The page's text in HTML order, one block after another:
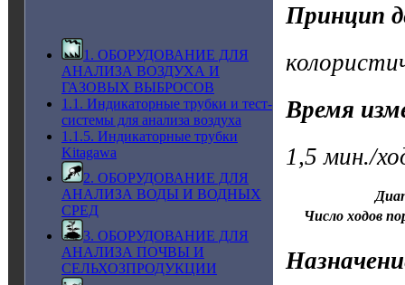
1. ОБОРУДОВАНИЕ ДЛЯ
АНАЛИЗА ВОЗДУХА И
ГАЗОВЫХ ВЫБРОСОВ
1.1. Индикаторные трубки и тест-
системы для анализа воздуха
1.1.5. Индикаторные трубки
Kitagawa
2. ОБОРУДОВАНИЕ ДЛЯ
АНАЛИЗА ВОДЫ И ВОДНЫХ
СРЕД
3. ОБОРУДОВАНИЕ ДЛЯ
АНАЛИЗА ПОЧВЫ И
СЕЛЬХОЗПРОДУКЦИИ
Принцип
Время
1,5 мин./
Число ходов